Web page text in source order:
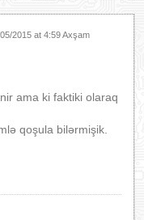
2015 at 4:59 Axşam
ama ki faktiki olaraq
qoşula bilərmişik.